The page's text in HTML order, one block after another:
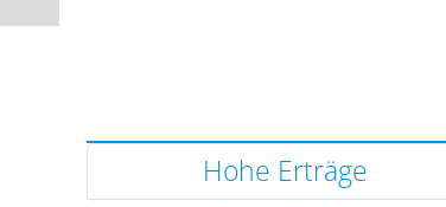
Hohe Erträge